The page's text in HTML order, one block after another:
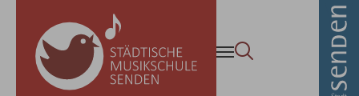
Zum Hauptinhalt springen